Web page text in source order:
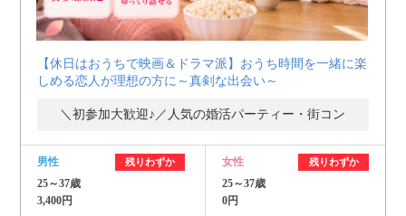
【休日はおうちで映画＆ドラマ派】おうち時間を一緒に楽
しめる恋人が理想の方に～真剣な出会い～
＼初参加大歓迎♪／人気の婚活パーティー・街コン
男性 残りわずか
25～37歳
3,400円
女性 残りわずか
25～37歳
0円